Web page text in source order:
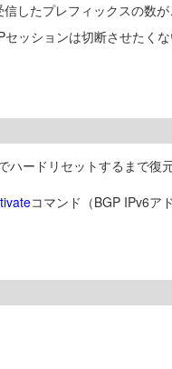
したプレフィックスの数
ッションは切断させたく
ハードリセットするまで復
コマンド（BGP IPv6ア